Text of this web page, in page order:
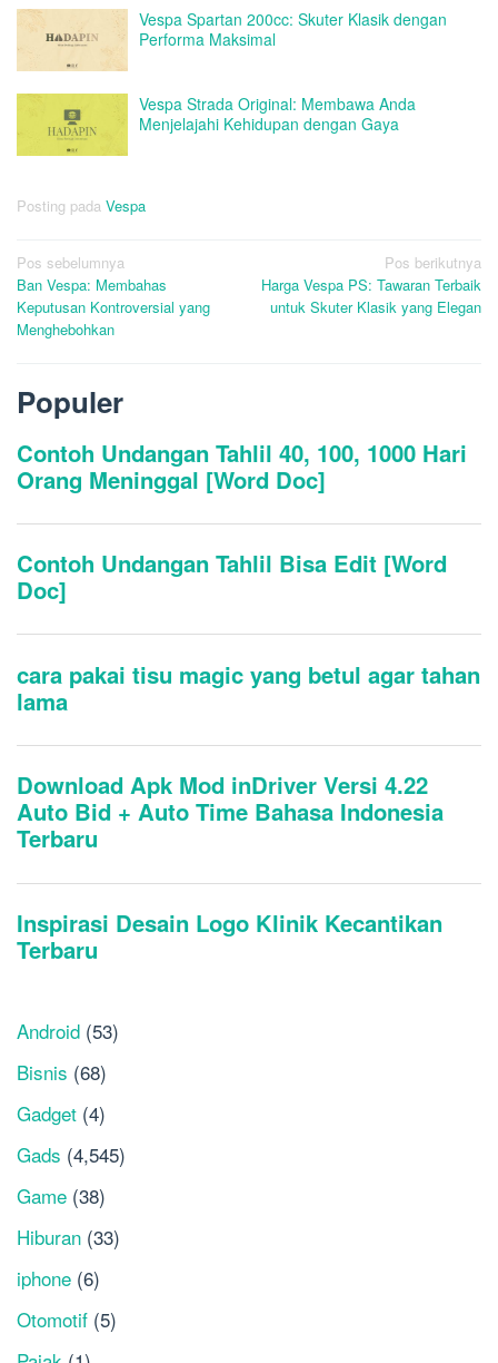
Vespa Spartan 200cc: Skuter Klasik dengan
Performa Maksimal
Vespa Strada Original: Membawa Anda
Menjelajahi Kehidupan dengan Gaya
Posting pada Vespa
Navigasi
pos
Pos sebelumnya
Ban Vespa: Membahas
Keputusan Kontroversial yang
Menghebohkan
Pos berikutnya
Harga Vespa PS: Tawaran Terbaik
untuk Skuter Klasik yang Elegan
Populer
Android (53)
Bisnis (68)
Gadget (4)
Gads (4,545)
Game (38)
Hiburan (33)
iphone (6)
Otomotif (5)